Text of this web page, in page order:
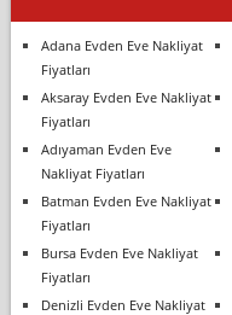
Adana Evden Eve Nakliyat
Fiyatları
Aksaray Evden Eve Nakliyat
Fiyatları
Adıyaman Evden Eve
Nakliyat Fiyatları
Batman Evden Eve Nakliyat
Fiyatları
Bursa Evden Eve Nakliyat
Fiyatları
Denizli Evden Eve Nakliyat